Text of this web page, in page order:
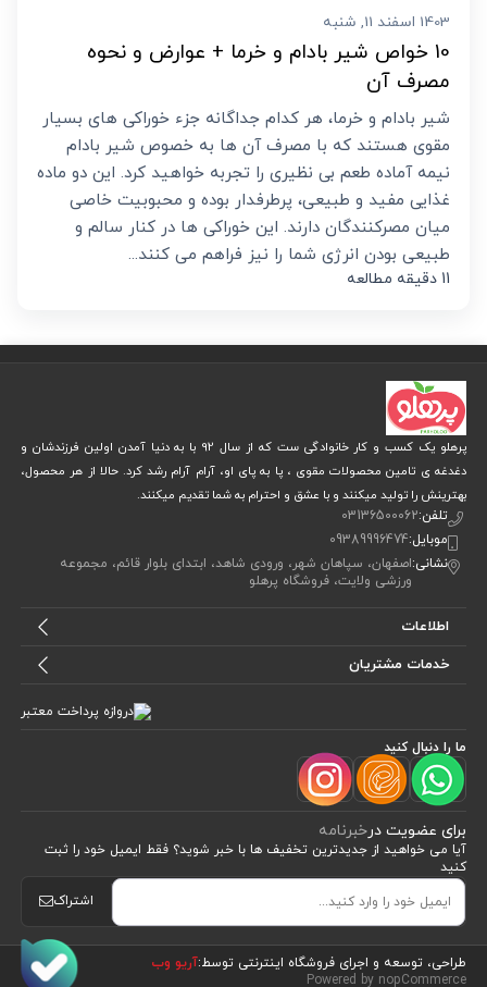
1403 اسفند 11, شنبه
10 خواص شیر بادام و خرما + عوارض و نحوه
مصرف آن
شیر بادام و خرما، هر کدام جداگانه جزء خوراکی های بسیار
مقوی هستند که با مصرف آن ها به خصوص شیر بادام
نیمه آماده طعم بی نظیری را تجربه خواهید کرد. این دو ماده
غذایی مفید و طبیعی، پرطرفدار بوده و محبوبیت خاصی
میان مصرکنندگان دارند. این خوراکی ها در کنار سالم و
طبیعی بودن انرژی شما را نیز فراهم می کنند...
11 دقیقه مطالعه
پرهلو یک کسب و کار خانوادگی ست که از سال 92 با به دنیا آمدن اولین فرزندشان و
دغدغه ی تامین محصولات مقوی ، پا به پای او، آرام آرام رشد کرد. حالا از هر محصول،
بهترینش را تولید میکنند و با عشق و احترام به شما تقدیم میکنند.
تلفن:03136500062
موبایل:09389996474
نشانی:اصفهان، سپاهان شهر، ورودی شاهد، ابتدای بلوار قائم، مجموعه
ورزشی ولایت، فروشگاه پرهلو
اطلاعات
خدمات مشتریان
ما را دنبال کنید
برای عضویت درخبرنامه
آیا می خواهید از جدید‌ترین تخفیف‌ ها با‌ خبر شوید؟ فقط ایمیل خود را ثبت
کنید
اشتراک
طراحی، توسعه و اجرای فروشگاه اینترنتی توسط:آریو وب
Powered by nopCommerce